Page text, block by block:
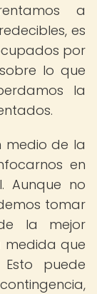
a
es
por
lo que
la
medio de la
en
Aunque no
tomar
la mejor
que
Esto puede